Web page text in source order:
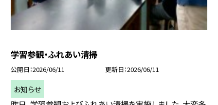
学習参観・ふれあい清掃
公開日 2026/06/11 更新日 2026/06/11
お知らせ